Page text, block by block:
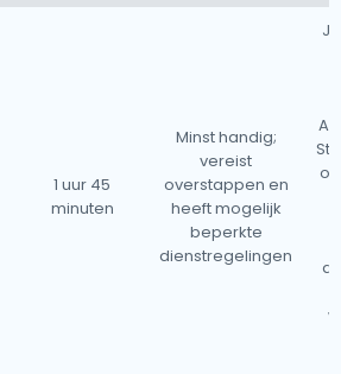
1 uur 45
minuten
Minst handig;
vereist
overstappen en
heeft mogelijk
beperkte
dienstregelingen